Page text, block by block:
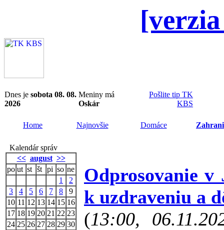
Dnes je sobota 08. 08.
2026
Meniny má
Oskár
Pošlite tip TK
KBS
Home Najnovšie Domáce
Kalendár správ
<< august >>
po ut st št pi so ne
1
2
3
4 5 6 7 8
9
10 11 12 13 14 15 16
17 18 19 20 21 22 23
24 25 26 27 28 29 30
Odprosovanie
k uzdraveniu a
(13:00,